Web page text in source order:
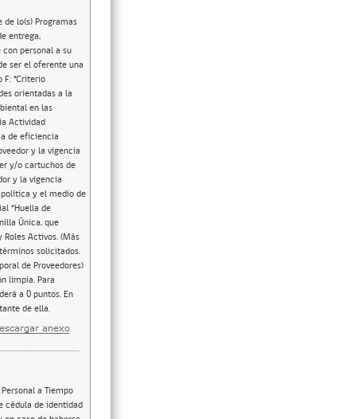
lo(s) Programas
entrega,
personal a su
ser el oferente una
“Criterio
orientadas a la
en las
Actividad
de eficiencia
y la vigencia
y/o cartuchos de
y la vigencia
y el medio de
“Huella de
Única, que
Activos. (Más
solicitados.
de Proveedores)
limpia. Para
a 0 puntos. En
de ella.
en el rubro según se ha detallado. Esta entidad se reserva el derecho de cotejar con las entidades públicas y/o privadas informadas, respecto de los trabajos realizados. Se evaluará sólo la experiencia debidamente acreditada. Se deberá detallar en este formulario y documento de respaldo: Nombre y Rut de la empresa, servicios y trabajos realizados, periodo (en meses), metros cuadrados, monto contratado, medios de verificación y respaldos y dato de contacto (nombre, cargo y teléfono) para verificación. No se aceptará experiencia acreditada a nombre de otros oferentes o experiencia acreditada de quienes sean parte del equipo de trabajo. Los medios de verificación: Certificados de Recepción provisoria o definitiva conformes debidamente firmadas por el Director de obras o mandante según corresponda a través de documentos originales o copias simples. En caso de ser el oferente una Unión Temporal de Proveedores, el anexo deberá ser firmado por quién actúa como Apoderado o Representante de ella. Formulario J: “Detalle Propuesta técnica de obra” ADMISIBILIDAD. Deberá presentar documento en el que se describe detalladamente la propuesta técnica de los servicios de obra de mejoramiento ofertados, los que necesariamente deberán estar conformes con los requerimientos solicitados en especificaciones técnicas de las presentes Bases de Licitación la cual debe contener com